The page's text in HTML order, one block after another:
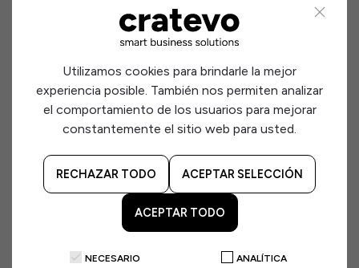
contabilidad colaborativa mejora la comunicación
Con herramientas como Holded:
Compartís información en tiempo real
El asesor puede ofrecer recomendaciones
estratégicas
6. Escalabilidad para pymes y startups
Utilizamos cookies para brindarle la mejor
experiencia posible. También nos permiten analizar
el comportamiento de los usuarios para mejorar
constantemente el sitio web para usted.
RECHAZAR TODO ACEPTAR SELECCIÓN
ACEPTAR TODO
NECESARIO ANALÍTICA